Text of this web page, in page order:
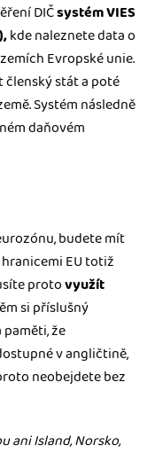
DIČsystém VIES
kde naleznete data o
Evropské unie.
členský stát a poté
Systém následně
daňovém
budete mít
EU totiž
protovyužít
si příslušný
že
v angličtině,
neobejdete bez
ani Island, Norsko,